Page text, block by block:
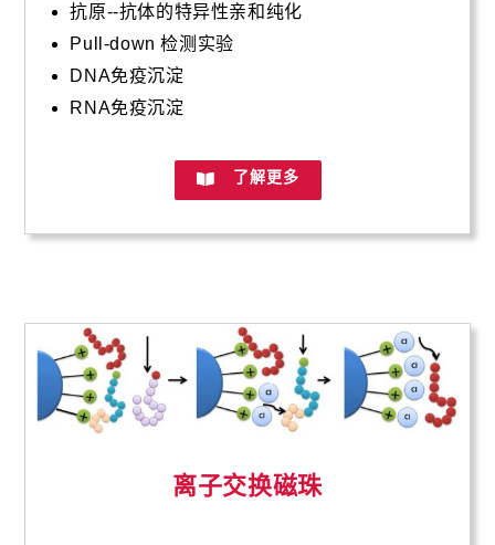
抗原--抗体的特异性亲和纯化
Pull-down 检测实验
DNA免疫沉淀
RNA免疫沉淀
了解更多
离子交换磁珠